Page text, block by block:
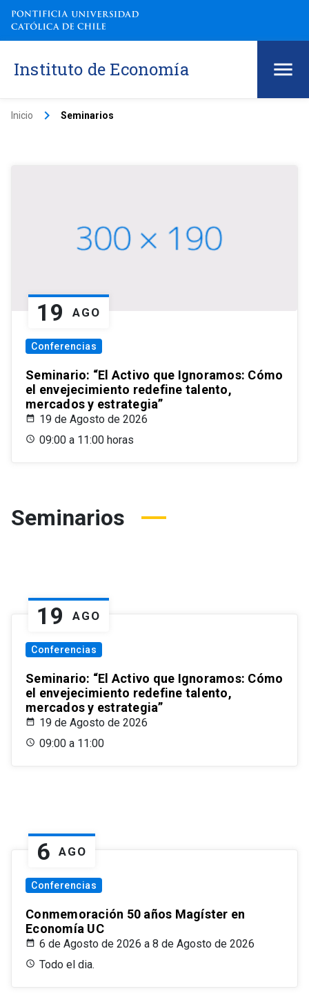
Instituto de Economía
Inicio keyboard_arrow_right Seminarios
19 AGO
Conferencias
Seminario: “El Activo que Ignoramos: Cómo
el envejecimiento redefine talento,
mercados y estrategia”
19 de Agosto de 2026
09:00 a 11:00 horas
Seminarios
19 AGO
Conferencias
Seminario: “El Activo que Ignoramos: Cómo
el envejecimiento redefine talento,
mercados y estrategia”
19 de Agosto de 2026
09:00 a 11:00
6 AGO
Conferencias
Conmemoración 50 años Magíster en
Economía UC
6 de Agosto de 2026 a 8 de Agosto de 2026
Todo el dia.